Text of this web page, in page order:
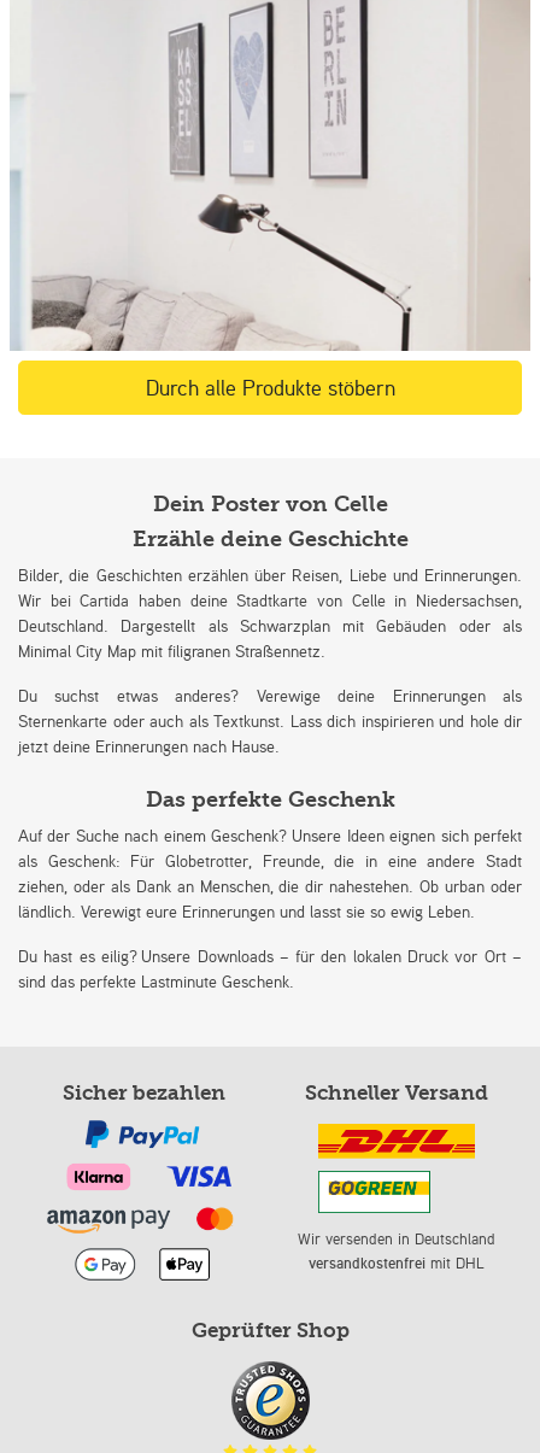
Durch alle Produkte stöbern
Dein Poster von Celle
Erzähle deine Geschichte
Bilder, die Geschichten erzählen über Reisen, Liebe und Erinnerungen.
Wir bei Cartida haben deine Stadtkarte von Celle in Niedersachsen,
Deutschland. Dargestellt als Schwarzplan mit Gebäuden oder als
Minimal City Map mit filigranen Straßennetz.
Du suchst etwas anderes? Verewige deine Erinnerungen als
Sternenkarte oder auch als Textkunst. Lass dich inspirieren und hole dir
jetzt deine Erinnerungen nach Hause.
Das perfekte Geschenk
Auf der Suche nach einem Geschenk? Unsere Ideen eignen sich perfekt
als Geschenk: Für Globetrotter, Freunde, die in eine andere Stadt
ziehen, oder als Dank an Menschen, die dir nahestehen. Ob urban oder
ländlich. Verewigt eure Erinnerungen und lasst sie so ewig Leben.
Du hast es eilig? Unsere Downloads – für den lokalen Druck vor Ort –
sind das perfekte Lastminute Geschenk.
Sicher bezahlen Schneller Versand
Wir versenden in Deutschland
versandkostenfreimit DHL
Geprüfter Shop